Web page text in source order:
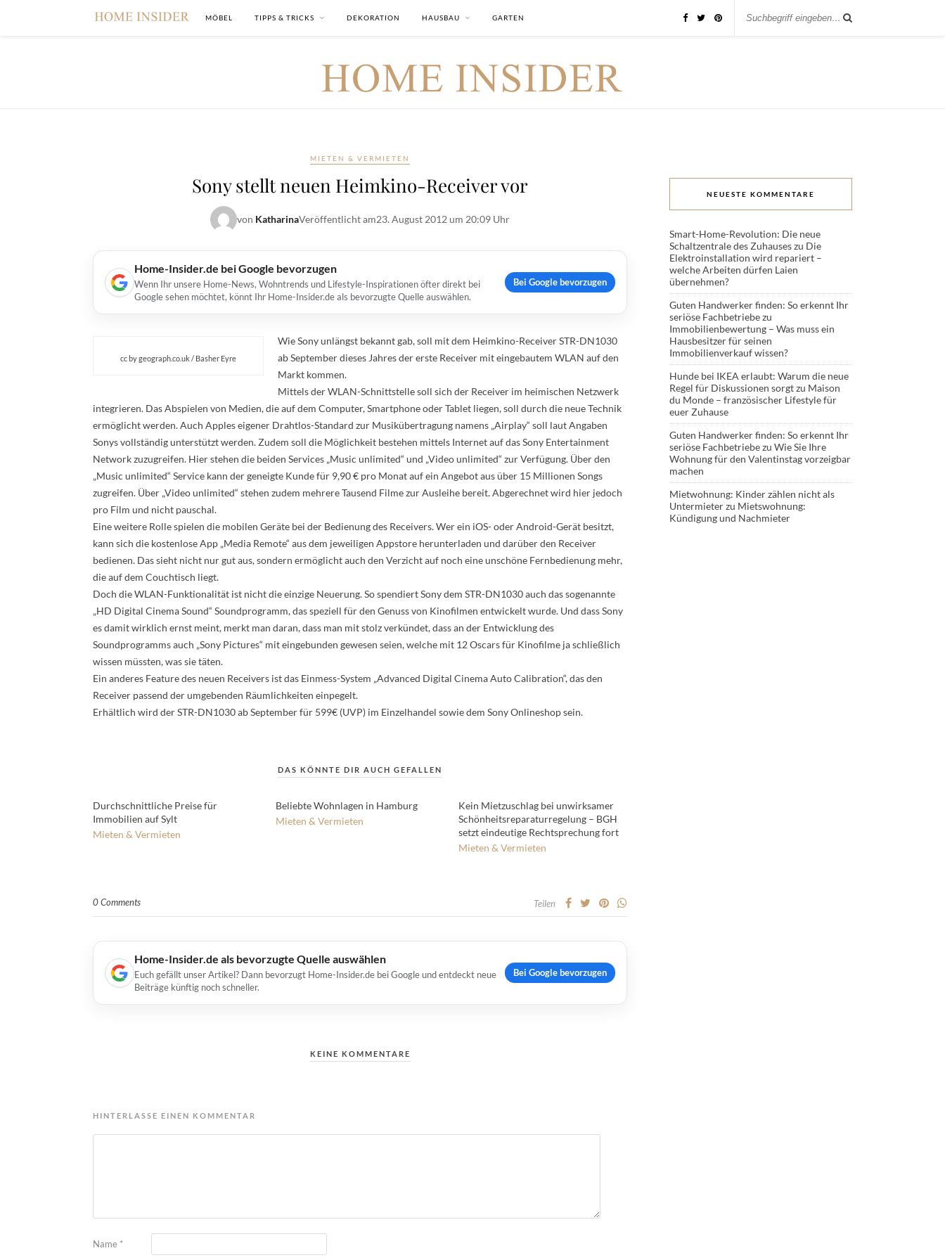
MÖBEL TIPPS & TRICKS DEKORATION HAUSBAU GARTEN
MIETEN & VERMIETEN
Sony stellt neuen Heimkino-Receiver vor
von KatharinaVeröffentlicht am23. August 2012 um 20:09 Uhr
Home-Insider.de bei Google bevorzugen
Wenn Ihr unsere Home-News, Wohntrends und Lifestyle-Inspirationen öfter direkt bei
Google sehen möchtet, könnt Ihr Home-Insider.de als bevorzugte Quelle auswählen.
Bei Google bevorzugen
cc by geograph.co.uk / Basher Eyre
Wie Sony unlängst bekannt gab, soll mit dem Heimkino-Receiver STR-DN1030
ab September dieses Jahres der erste Receiver mit eingebautem WLAN auf den
Markt kommen.
Mittels der WLAN-Schnittstelle soll sich der Receiver im heimischen Netzwerk
integrieren. Das Abspielen von Medien, die auf dem Computer, Smartphone oder Tablet liegen, soll durch die neue Technik
ermöglicht werden. Auch Apples eigener Drahtlos-Standard zur Musikübertragung namens „Airplay“ soll laut Angaben
Sonys vollständig unterstützt werden. Zudem soll die Möglichkeit bestehen mittels Internet auf das Sony Entertainment
Network zuzugreifen. Hier stehen die beiden Services „Music unlimited“ und „Video unlimited“ zur Verfügung. Über den
„Music unlimited“ Service kann der geneigte Kunde für 9,90 € pro Monat auf ein Angebot aus über 15 Millionen Songs
zugreifen. Über „Video unlimited“ stehen zudem mehrere Tausend Filme zur Ausleihe bereit. Abgerechnet wird hier jedoch
pro Film und nicht pauschal.
Eine weitere Rolle spielen die mobilen Geräte bei der Bedienung des Receivers. Wer ein iOS- oder Android-Gerät besitzt,
kann sich die kostenlose App „Media Remote“ aus dem jeweiligen Appstore herunterladen und darüber den Receiver
bedienen. Das sieht nicht nur gut aus, sondern ermöglicht auch den Verzicht auf noch eine unschöne Fernbedienung mehr,
die auf dem Couchtisch liegt.
Doch die WLAN-Funktionalität ist nicht die einzige Neuerung. So spendiert Sony dem STR-DN1030 auch das sogenannte
„HD Digital Cinema Sound“ Soundprogramm, das speziell für den Genuss von Kinofilmen entwickelt wurde. Und dass Sony
es damit wirklich ernst meint, merkt man daran, dass man mit stolz verkündet, dass an der Entwicklung des
Soundprogramms auch „Sony Pictures“ mit eingebunden gewesen seien, welche mit 12 Oscars für Kinofilme ja schließlich
wissen müssten, was sie täten.
Ein anderes Feature des neuen Receivers ist das Einmess-System „Advanced Digital Cinema Auto Calibration“, das den
Receiver passend der umgebenden Räumlichkeiten einpegelt.
Erhältlich wird der STR-DN1030 ab September für 599€ (UVP) im Einzelhandel sowie dem Sony Onlineshop sein.
DAS KÖNNTE DIR AUCH GEFALLEN
Durchschnittliche Preise für
Immobilien auf Sylt
Mieten & Vermieten
Beliebte Wohnlagen in Hamburg
Mieten & Vermieten
Kein Mietzuschlag bei unwirksamer
Schönheitsreparaturregelung – BGH
setzt eindeutige Rechtsprechung fort
Mieten & Vermieten
0 Comments Teilen
Home-Insider.de als bevorzugte Quelle auswählen
Euch gefällt unser Artikel? Dann bevorzugt Home-Insider.de bei Google und entdeckt neue
Beiträge künftig noch schneller.
Bei Google bevorzugen
KEINE KOMMENTARE
HINTERLASSE EINEN KOMMENTAR
Name *
NEUESTE KOMMENTARE
Smart-Home-Revolution: Die neue
Schaltzentrale des Zuhauseszu Die
Elektroinstallation wird repariert –
welche Arbeiten dürfen Laien
übernehmen?
Guten Handwerker finden: So erkennt Ihr
seriöse Fachbetriebezu
Immobilienbewertung – Was muss ein
Hausbesitzer für seinen
Immobilienverkauf wissen?
Hunde bei IKEA erlaubt: Warum die neue
Regel für Diskussionen sorgtzu Maison
du Monde – französischer Lifestyle für
euer Zuhause
Guten Handwerker finden: So erkennt Ihr
seriöse Fachbetriebezu Wie Sie Ihre
Wohnung für den Valentinstag vorzeigbar
machen
Mietwohnung: Kinder zählen nicht als
Untermieterzu Mietswohnung:
Kündigung und Nachmieter